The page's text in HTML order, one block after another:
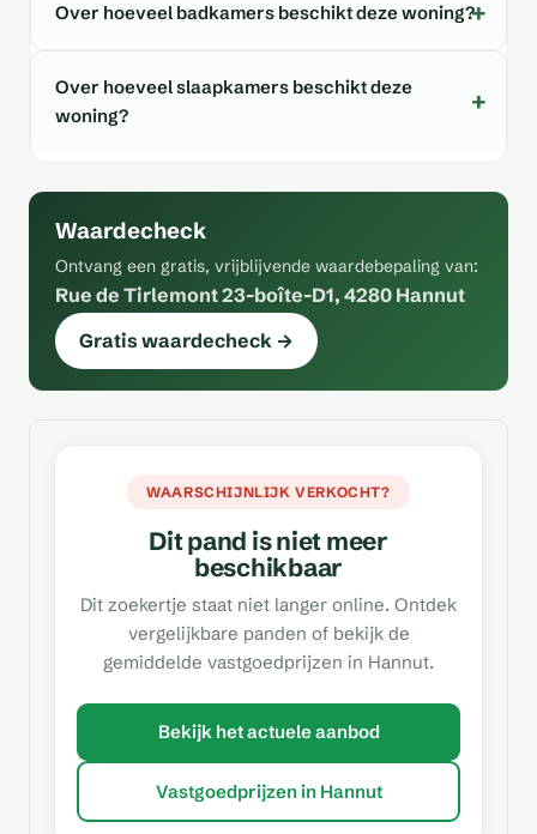
Over hoeveel badkamers beschikt deze woning?
Over hoeveel slaapkamers beschikt deze
woning?
Waardecheck
Ontvang een gratis, vrijblijvende waardebepaling van:
Rue de Tirlemont 23-boîte-D1, 4280 Hannut
Gratis waardecheck →
WAARSCHIJNLIJK VERKOCHT?
Dit pand is niet meer
beschikbaar
Dit zoekertje staat niet langer online. Ontdek
vergelijkbare panden of bekijk de
gemiddelde vastgoedprijzen in Hannut.
Bekijk het actuele aanbod
Vastgoedprijzen in Hannut